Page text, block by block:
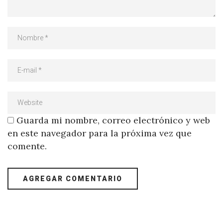
Guarda mi nombre, correo electrónico y web
en este navegador para la próxima vez que
comente.